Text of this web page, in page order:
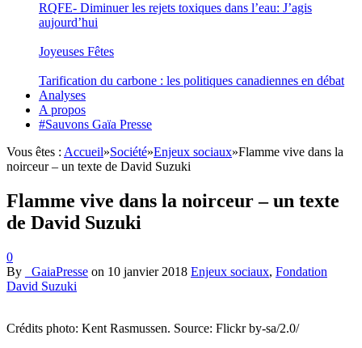
RQFE- Diminuer les rejets toxiques dans l’eau: J’agis
aujourd’hui
Joyeuses Fêtes
Tarification du carbone : les politiques canadiennes en débat
Analyses
A propos
#Sauvons Gaïa Presse
Vous êtes : Accueil»Société»Enjeux sociaux»Flamme vive dans la
noirceur – un texte de David Suzuki
Flamme vive dans la noirceur – un texte
de David Suzuki
0
By
_GaiaPresse on 10 janvier 2018 Enjeux sociaux, Fondation
David Suzuki
Crédits photo: Kent Rasmussen. Source: Flickr by-sa/2.0/